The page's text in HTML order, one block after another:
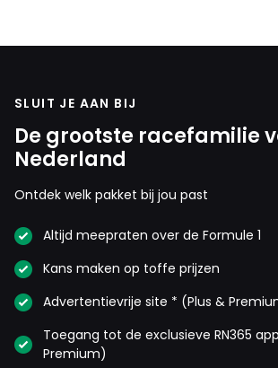
SLUIT JE AAN BIJ
De grootste racefamilie
Nederland
Ontdek welk pakket bij jou past
Altijd meepraten over de Formule 1
Kans maken op toffe prijzen
Advertentievrije site * (Plus &
Toegang tot de exclusieve RN365
Premium)